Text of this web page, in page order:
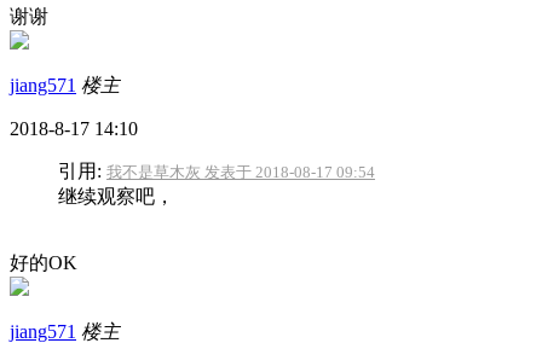
谢谢
jiang571 楼主
2018-8-17 14:10
引用: 我不是草木灰 发表于 2018-08-17 09:54
继续观察吧，
好的OK
jiang571 楼主